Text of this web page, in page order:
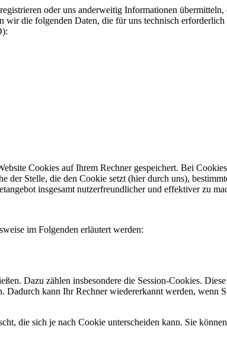
oder uns anderweitig Informationen
wir die folgenden Daten, die für uns technisch
Cookies auf Ihrem Rechner gespeichert. Bei
der Stelle, die den Cookie setzt (hier durch uns),
insgesamt nutzerfreundlicher und effektiver zu
im Folgenden erläutert werden:
Dazu zählen insbesondere die Session-Cookies.
Dadurch kann Ihr Rechner wiedererkannt werden, wenn
die sich je nach Cookie unterscheiden kann. Sie